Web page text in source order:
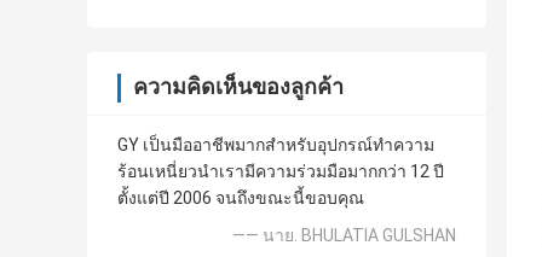
ความคิดเห็นของลูกค้า
GY เป็นมืออาชีพมากสำหรับอุปกรณ์ทำความ
ร้อนเหนี่ยวนำเรามีความร่วมมือมากกว่า 12 ปี
ตั้งแต่ปี 2006 จนถึงขณะนี้ขอบคุณ
—— นาย. BHULATIA GULSHAN